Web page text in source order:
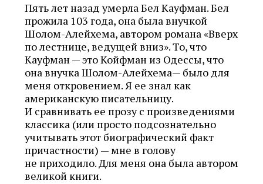
Пять лет назад умерла Бел Кауфман. Бел
прожила 103 года, она была внучкой
Шолом-Алейхема, автором романа «Вверх
по лестнице, ведущей вниз». То, что
Кауфман — это Койфман из Одессы, что
она внучка Шолом-Алейхема— было для
меня откровением. Я ее знал как
американскую писательницу.
И сравнивать ее прозу с произведениями
классика (или просто подсознательно
учитывать этот биографический факт
причастности) — мне в голову
не приходило. Для меня она была автором
великой книги.